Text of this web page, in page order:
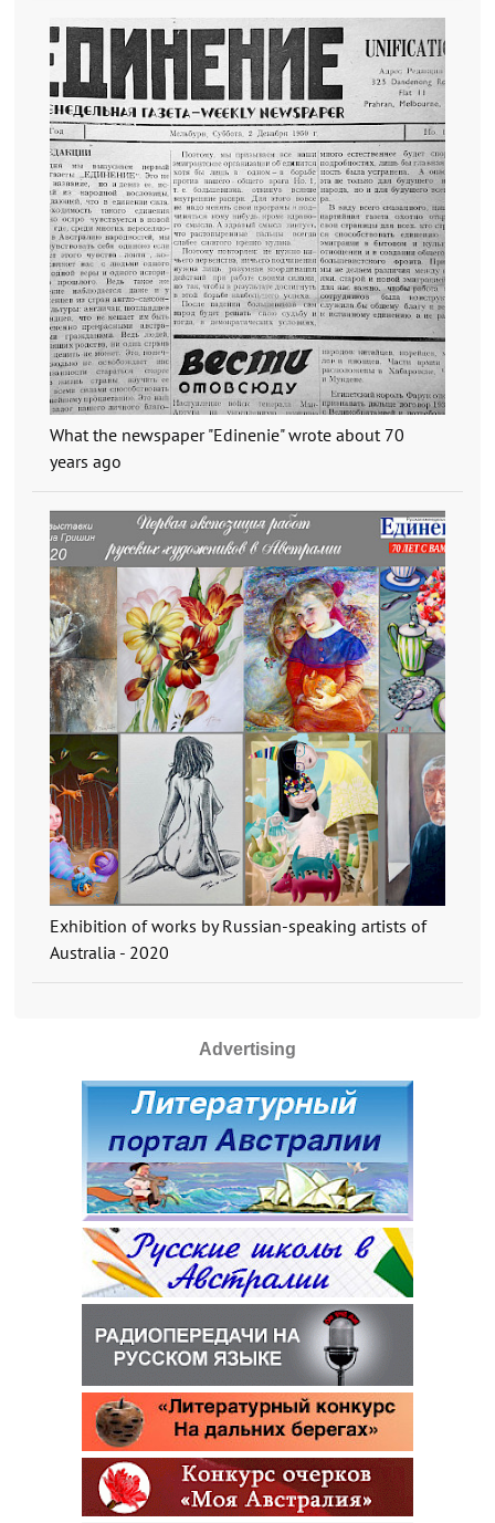
What the newspaper "Edinenie" wrote about 70
years ago
Exhibition of works by Russian-speaking artists of
Australia - 2020
Advertising